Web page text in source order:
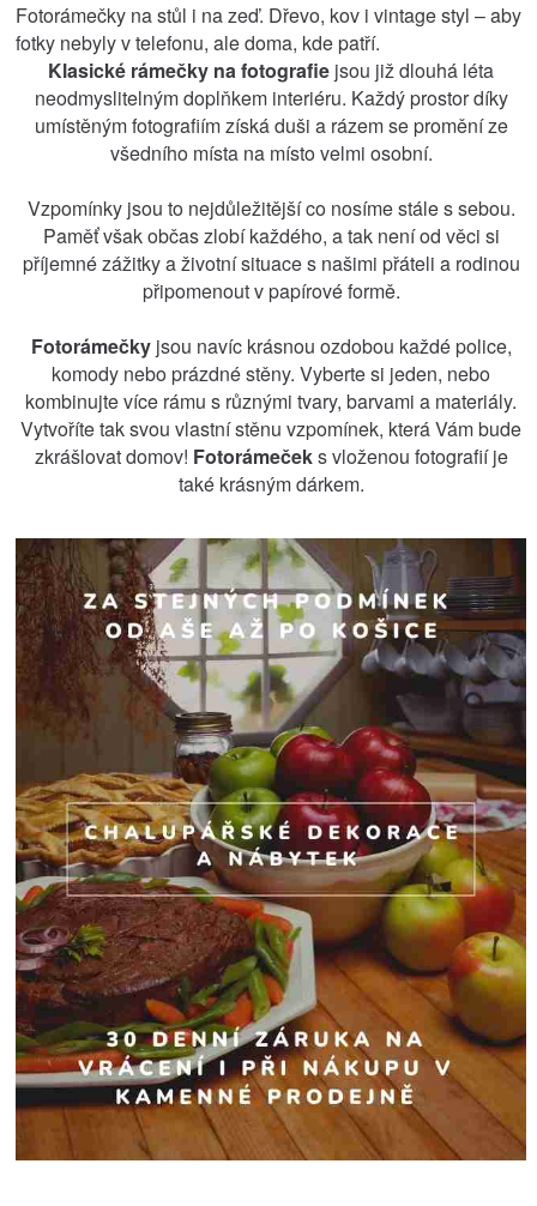
Fotorámečky na stůl i na zeď. Dřevo, kov i vintage styl – aby
fotky nebyly v telefonu, ale doma, kde patří.
Klasické rámečky na fotografie jsou již dlouhá léta
neodmyslitelným doplňkem interiéru. Každý prostor díky
umístěným fotografiím získá duši a rázem se promění ze
všedního místa na místo velmi osobní.
Vzpomínky jsou to nejdůležitější co nosíme stále s sebou.
Paměť však občas zlobí každého, a tak není od věci si
příjemné zážitky a životní situace s našimi přáteli a rodinou
připomenout v papírové formě.
Fotorámečkyjsou navíc krásnou ozdobou každé police,
komody nebo prázdné stěny. Vyberte si jeden, nebo
kombinujte více rámu s různými tvary, barvami a materiály.
Vytvoříte tak svou vlastní stěnu vzpomínek, která Vám bude
zkrášlovat domov! Fotorámečeks vloženou fotografií je
také krásným dárkem.